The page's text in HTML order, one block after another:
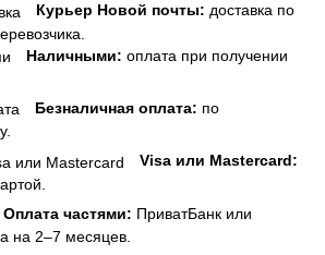
Курьер Новой почты: доставка по
Наличными: оплата при получении
Безналичная оплата: по
Visa или Mastercard:
Оплата частями: ПриватБанк или
на 2–7 месяцев.